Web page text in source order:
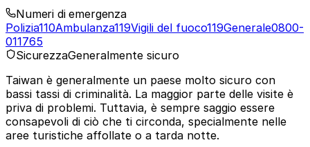
Numeri di emergenza
Polizia110Ambulanza119Vigili del fuoco119Generale0800-
011765
SicurezzaGeneralmente sicuro
Taiwan è generalmente un paese molto sicuro con
bassi tassi di criminalità. La maggior parte delle visite è
priva di problemi. Tuttavia, è sempre saggio essere
consapevoli di ciò che ti circonda, specialmente nelle
aree turistiche affollate o a tarda notte.